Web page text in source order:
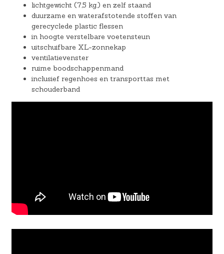
lichtgewicht (7,5 kg.) en zelf staand
duurzame en waterafstotende stoffen van
gerecyclede plastic flessen
in hoogte verstelbare voetensteun
uitschuifbare XL-zonnekap
ventilatievenster
ruime boodschappenmand
inclusief regenhoes en transporttas met
schouderband